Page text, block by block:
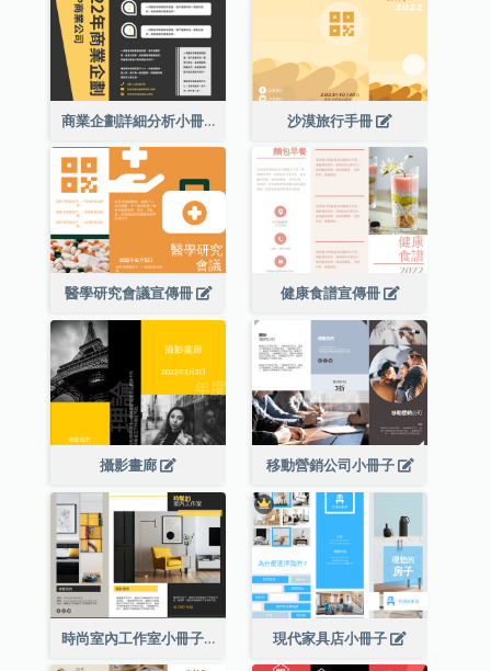
商業企劃詳細分析小冊子 沙漠旅行手冊
醫學研究會議宣傳冊 健康食譜宣傳冊
攝影畫廊 移動營銷公司小冊子
時尚室內工作室小冊子 現代家具店小冊子